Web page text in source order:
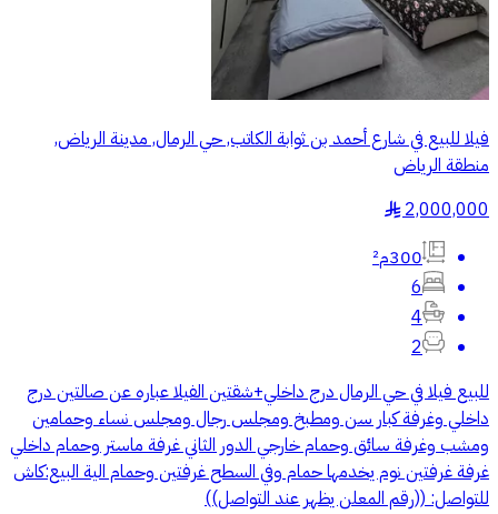
فيلا للبيع في شارع أحمد بن ثوابة الكاتب, حي الرمال, مدينة الرياض,
منطقة الرياض
2,000,000
§
300م²
6
4
2
للبيع فيلا في حي الرمال درج داخلي+شقتين الفيلا عباره عن صالتين درج
داخلي وغرفة كبار سن ومطبخ ومجلس رجال ومجلس نساء وحمامين
ومشب وغرفة سائق وحمام خارجي الدور الثاني غرفة ماستر وحمام داخلي
غرفة غرفتين نوم يخدمها حمام وفي السطح غرفتين وحمام الية البيع:كاش
للتواصل: ((رقم المعلن يظهر عند التواصل))